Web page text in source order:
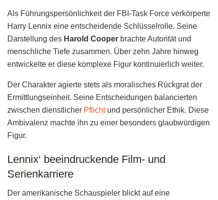
Als Führungspersönlichkeit der FBI-Task Force verkörperte
Harry Lennix eine entscheidende Schlüsselrolle. Seine
Darstellung des Harold Cooper brachte Autorität und
menschliche Tiefe zusammen. Über zehn Jahre hinweg
entwickelte er diese komplexe Figur kontinuierlich weiter.
Der Charakter agierte stets als moralisches Rückgrat der
Ermittlungseinheit. Seine Entscheidungen balancierten
zwischen dienstlicher Pflichtund persönlicher Ethik. Diese
Ambivalenz machte ihn zu einer besonders glaubwürdigen
Figur.
Lennix‘ beeindruckende Film- und
Serienkarriere
Der amerikanische Schauspieler blickt auf eine